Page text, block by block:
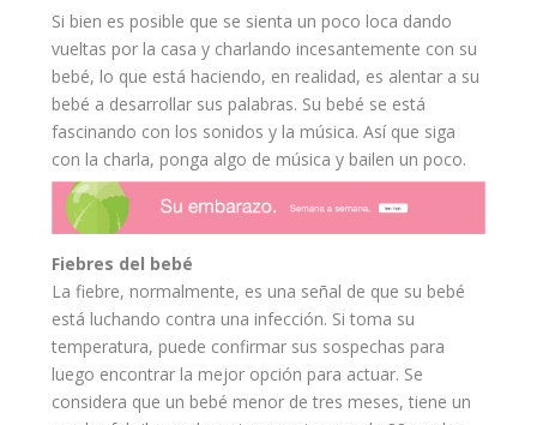
Si bien es posible que se sienta un poco loca dando
vueltas por la casa y charlando incesantemente con su
bebé, lo que está haciendo, en realidad, es alentar a su
bebé a desarrollar sus palabras. Su bebé se está
fascinando con los sonidos y la música. Así que siga
con la charla, ponga algo de música y bailen un poco.
Fiebres del bebé
La fiebre, normalmente, es una señal de que su bebé
está luchando contra una infección. Si toma su
temperatura, puede confirmar sus sospechas para
luego encontrar la mejor opción para actuar. Se
considera que un bebé menor de tres meses, tiene un